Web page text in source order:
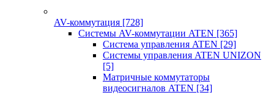
AV-коммутация [728]
Системы AV-коммутации ATEN [365]
Система управления ATEN [29]
Системы управления ATEN UNIZON
[5]
Матричные коммутаторы
видеосигналов ATEN [34]